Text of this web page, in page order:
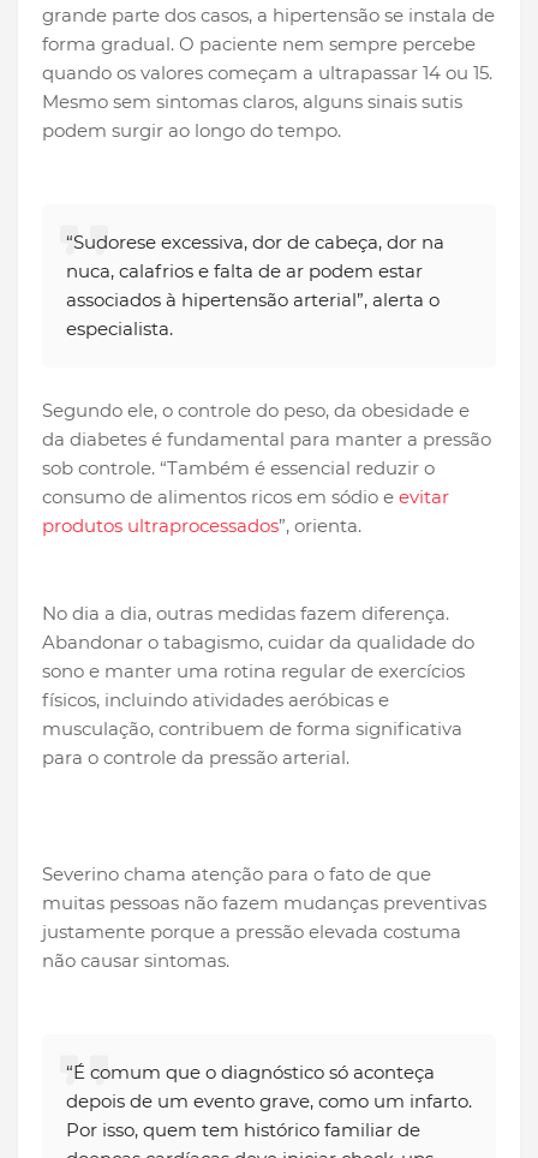
grande parte dos casos, a hipertensão se instala de
forma gradual. O paciente nem sempre percebe
quando os valores começam a ultrapassar 14 ou 15.
Mesmo sem sintomas claros, alguns sinais sutis
podem surgir ao longo do tempo.
“Sudorese excessiva, dor de cabeça, dor na
nuca, calafrios e falta de ar podem estar
associados à hipertensão arterial”, alerta o
especialista.
Segundo ele, o controle do peso, da obesidade e
da diabetes é fundamental para manter a pressão
sob controle. “Também é essencial reduzir o
consumo de alimentos ricos em sódio e evitar
produtos ultraprocessados”, orienta.
No dia a dia, outras medidas fazem diferença.
Abandonar o tabagismo, cuidar da qualidade do
sono e manter uma rotina regular de exercícios
físicos, incluindo atividades aeróbicas e
musculação, contribuem de forma significativa
para o controle da pressão arterial.
Severino chama atenção para o fato de que
muitas pessoas não fazem mudanças preventivas
justamente porque a pressão elevada costuma
não causar sintomas.
“É comum que o diagnóstico só aconteça
depois de um evento grave, como um infarto.
Por isso, quem tem histórico familiar de